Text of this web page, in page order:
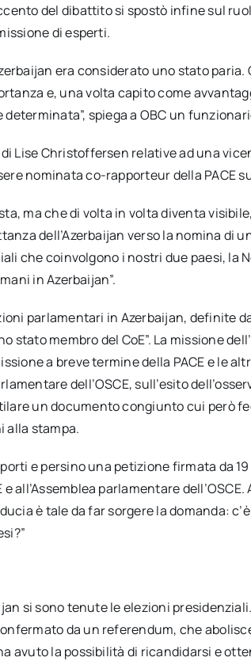
del dibattito si spostò infine sul
di esperti.
era considerato uno stato
e, una volta capito come
spiega a OBC un
di Lise Christoffersen relative ad una
nominata co-rapporteur della PACE
ma che di volta in volta diventa
dell’Azerbaijan verso la nomina di
che coinvolgono i nostri due paesi, la
in Azerbaijan”.
parlamentari in Azerbaijan, definite
stato membro del CoE”. La missione
a breve termine della PACE e le
dell’OSCE, sull’esito
un documento congiunto cui però
alla stampa.
e persino una petizione firmata da
all’Assemblea parlamentare
è tale da far sorgere la domanda:
si sono tenute le elezioni
da un referendum, che
avuto la possibilità di ricandidarsi e